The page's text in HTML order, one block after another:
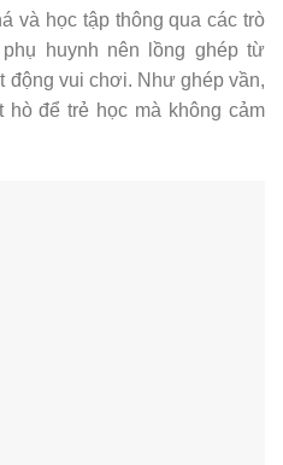
và học tập thông qua các trò
huynh nên lồng ghép từ
động vui chơi. Như ghép vần,
hò để trẻ học mà không cảm